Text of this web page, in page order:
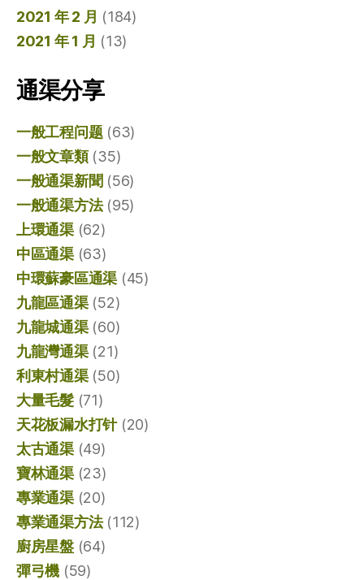
2021 年 2 月 (184)
2021 年 1 月 (13)
通渠分享
一般工程问题(63)
一般文章類(35)
一般通渠新聞 (56)
一般通渠方法(95)
上環通渠(62)
中區通渠(63)
中環蘇豪區通渠 (45)
九龍區通渠(52)
九龍城通渠(60)
九龍灣通渠(21)
利東村通渠(50)
大量毛髮(71)
天花板漏水打针(20)
太古通渠(49)
寶林通渠(23)
專業通渠(20)
專業通渠方法(112)
廚房星盤(64)
彈弓機 (59)